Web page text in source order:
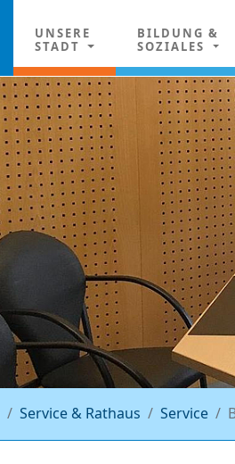
UNSERE
STADT
BILDUNG &
SOZIALES
Service & Rathaus Service